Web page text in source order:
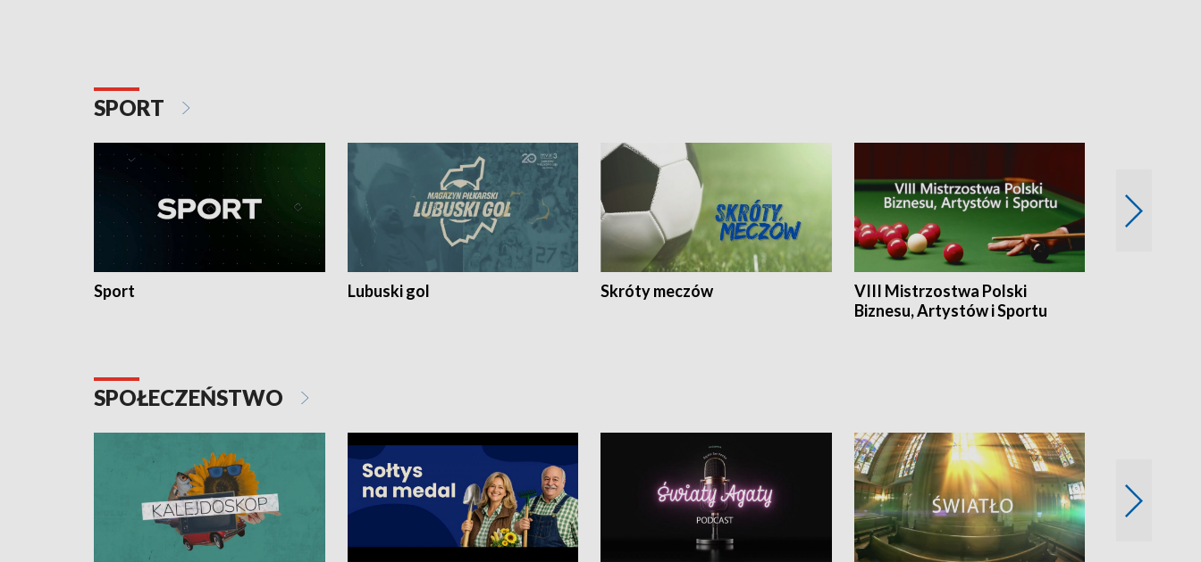
SPORT
Sport Lubuski gol Skróty meczów
VIII Mistrzostwa Polski
Biznesu, Artystów i Sportu
SPOŁECZEŃSTWO